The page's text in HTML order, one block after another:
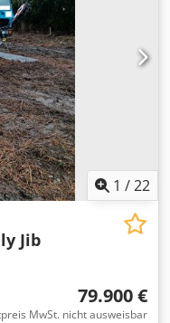
1 /22
Jib
79.900 €
MwSt. nicht ausweisbar